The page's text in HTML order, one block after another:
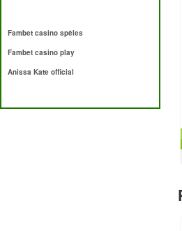
Fambet casino spēles
Fambet casino play
Anissa Kate official